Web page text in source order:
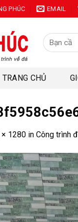
PHÚC EMAIL
Tìm
kiếm:
TRANG CHỦ
1280 in Công trình